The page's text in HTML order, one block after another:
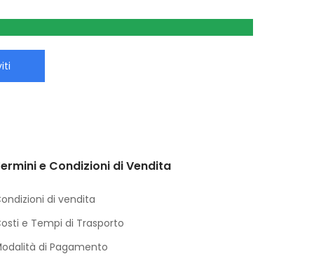
e Condizioni di Vendita
di vendita
e Tempi di Trasporto
di Pagamento